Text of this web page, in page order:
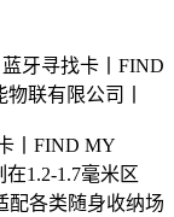
牙寻找卡丨FIND
联有限公司丨
丨FIND MY
1.2-1.7毫米区
配各类随身收纳场